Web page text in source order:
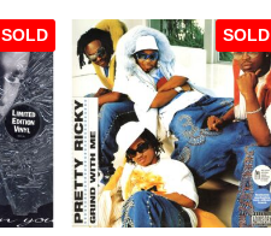
SOLD SOLD